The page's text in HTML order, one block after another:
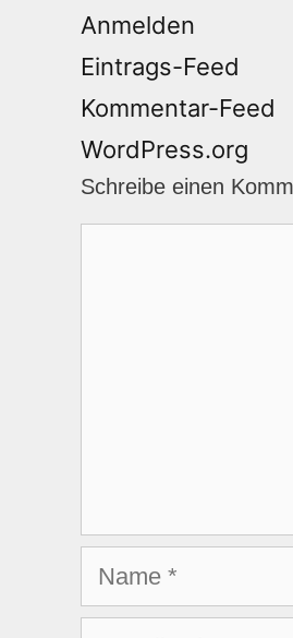
Anmelden
Eintrags-Feed
Kommentar-Feed
WordPress.org
Schreibe einen